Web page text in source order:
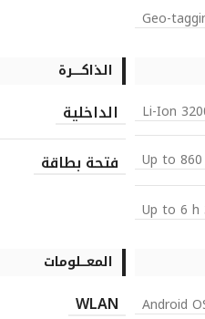
Geo-
Li-Ion
Up to
Up to 6 h
الذاكـــــرة
الداخلية
فتحة بطاقة
Android
المعـــلومات
WLAN